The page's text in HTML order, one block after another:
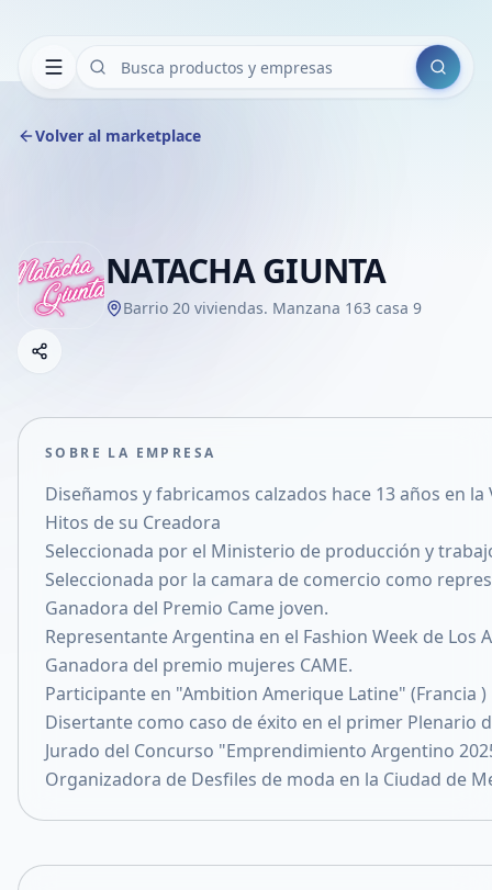
Buscar
Volver al marketplace
NATACHA GIUNTA
Barrio 20 viviendas. Manzana 163 casa 9
Compartir empresa
Compartir en X
SOBRE LA EMPRESA
Diseñamos y fabricamos calzados hace 13 años en la
Hitos de su Creadora
Seleccionada por el Ministerio de producción y
Seleccionada por la camara de comercio como
Ganadora del Premio Came joven.
Representante Argentina en el Fashion Week de Los
Ganadora del premio mujeres CAME.
Participante en "Ambition Amerique Latine" (Francia )
Disertante como caso de éxito en el primer Plenario
Jurado del Concurso "Emprendimiento Argentino
Organizadora de Desfiles de moda en la Ciudad de